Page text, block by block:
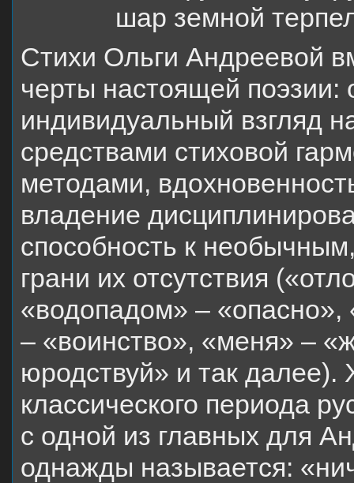
шар земной
Стихи Ольги Андреевой
черты настоящей
индивидуальный взгляд
средствами стиховой
методами,
владение
способность к
грани их отсутствия
«водопадом» – «опасно»,
– «воинство», «меня» –
юродствуй» и так далее).
классического периода
с одной из главных для
однажды называется: